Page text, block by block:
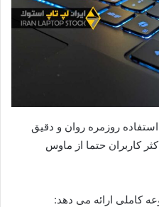
روزمره روان و دقیق
کاربران حتما از ماوس
کاملی ارائه می دهد: